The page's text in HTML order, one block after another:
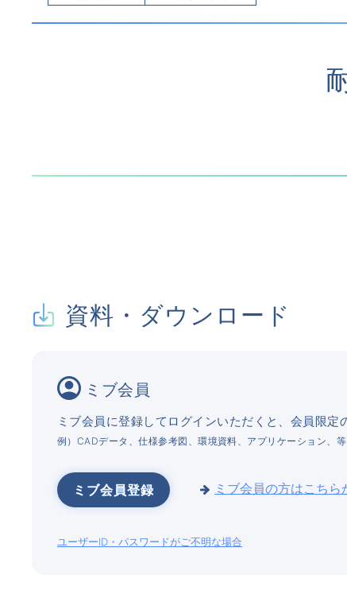
資料・ダウンロード
ミブ会員
ミブ会員に登録してログインいただくと、会員限定
例）CADデータ、仕様参考図、環境資料、アプリケーション、等
ミブ会員登録 ミブ会員の方はこちら
ユーザーID・パスワードがご不明な場合